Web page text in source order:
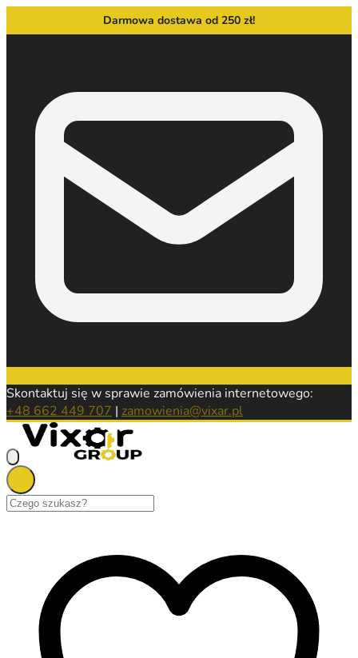
Darmowa dostawa od 250 zł!
Skontaktuj się w sprawie zamówienia internetowego:
+48 662 449 707 | zamowienia@vixar.pl